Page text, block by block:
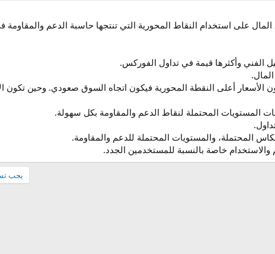
على استخدام النقاط المحورية التي تنتجها حاسبة الدعم والمقاومة في
الفني وأكثرها قيمة في تداول الفوركس.
الأسعار أعلى النقطة المحورية فيكون اتجاه السوق صعودي. وحين تكون
المستويات المحتملة لنقاط الدعم والمقاومة بكل سهولة.
المحتملة، والمستويات المحتملة للدعم والمقاومة.
خاصة بالنسبة للمستخدمين الجدد.
يجب